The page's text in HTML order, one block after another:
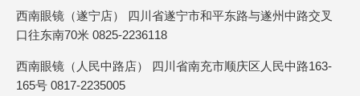
西南眼镜（遂宁店） 四川省遂宁市和平东路与遂州中路交叉
口往东南70米 0825-2236118
西南眼镜（人民中路店） 四川省南充市顺庆区人民中路163-
165号 0817-2235005